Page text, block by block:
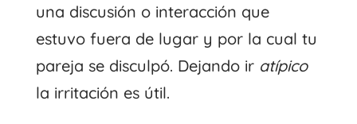
una discusión o interacción que
estuvo fuera de lugar y por la cual tu
pareja se disculpó. Dejando ir atípico
la irritación es útil.